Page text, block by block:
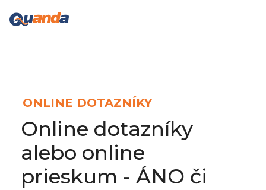
ONLINE DOTAZNÍKY
Online dotazníky
alebo online
prieskum - ÁNO či